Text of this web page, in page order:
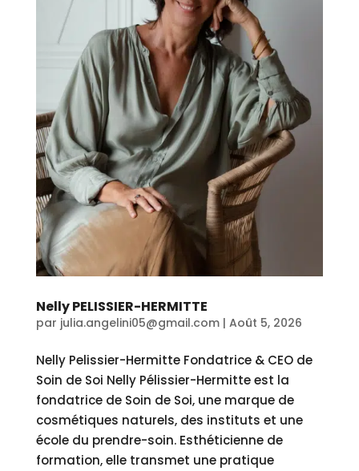
Nelly PELISSIER-HERMITTE
par julia.angelini05@gmail.com| Août 5, 2026
Nelly Pelissier-Hermitte Fondatrice & CEO de
Soin de Soi Nelly Pélissier-Hermitte est la
fondatrice de Soin de Soi, une marque de
cosmétiques naturels, des instituts et une
école du prendre-soin. Esthéticienne de
formation, elle transmet une pratique